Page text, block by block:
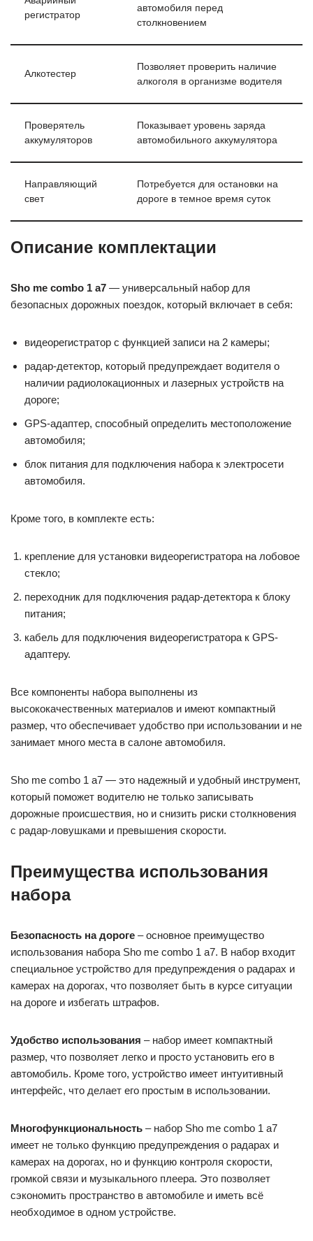
регистратор
автомобиля перед
столкновением
Алкотестер
Позволяет проверить наличие
алкоголя в организме водителя
Проверятель
аккумуляторов
Показывает уровень заряда
автомобильного аккумулятора
Направляющий
свет
Потребуется для остановки на
дороге в темное время суток
Описание комплектации
Sho me combo 1 а7 — универсальный набор для
безопасных дорожных поездок, который включает в себя:
видеорегистратор с функцией записи на 2 камеры;
радар-детектор, который предупреждает водителя о
наличии радиолокационных и лазерных устройств на
дороге;
GPS-адаптер, способный определить местоположение
автомобиля;
блок питания для подключения набора к электросети
автомобиля.
Кроме того, в комплекте есть:
крепление для установки видеорегистратора на лобовое
стекло;
переходник для подключения радар-детектора к блоку
питания;
кабель для подключения видеорегистратора к GPS-
адаптеру.
Все компоненты набора выполнены из
высококачественных материалов и имеют компактный
размер, что обеспечивает удобство при использовании и не
занимает много места в салоне автомобиля.
Sho me combo 1 а7 — это надежный и удобный инструмент,
который поможет водителю не только записывать
дорожные происшествия, но и снизить риски столкновения
с радар-ловушками и превышения скорости.
Преимущества использования
набора
Безопасность на дороге – основное преимущество
использования набора Sho me combo 1 а7. В набор входит
специальное устройство для предупреждения о радарах и
камерах на дорогах, что позволяет быть в курсе ситуации
на дороге и избегать штрафов.
Удобство использования – набор имеет компактный
размер, что позволяет легко и просто установить его в
автомобиль. Кроме того, устройство имеет интуитивный
интерфейс, что делает его простым в использовании.
Многофункциональность – набор Sho me combo 1 а7
имеет не только функцию предупреждения о радарах и
камерах на дорогах, но и функцию контроля скорости,
громкой связи и музыкального плеера. Это позволяет
сэкономить пространство в автомобиле и иметь всё
необходимое в одном устройстве.